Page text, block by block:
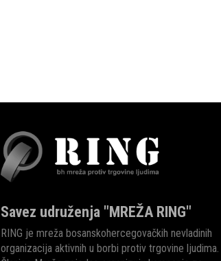
Savez udruženja "MREŽA RING"
RING je mreža bosanskohercegovačkih nevladinih
organizacija aktivnih u borbi protiv trgovine ljudima.